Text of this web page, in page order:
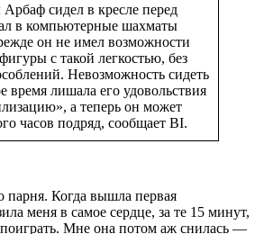
сидел в кресле перед
в компьютерные шахматы
он не имел возможности
с такой легкостью, без
Невозможность сидеть
время лишала его удовольствия
а теперь он может
часов подряд, сообщает BI.
Когда вышла первая
меня в самое сердце, за те 15 минут,
Мне она потом аж снилась —